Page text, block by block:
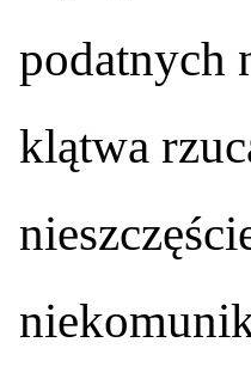
podatnych
klątwa